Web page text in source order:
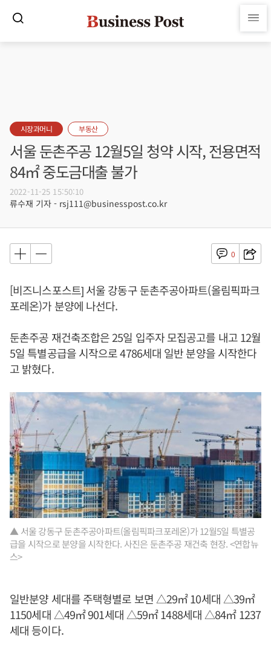
시장과머니 부동산
서울 둔촌주공 12월5일 청약 시작, 전용면적
84㎡ 중도금대출 불가
2022-11-25 15:50:10
류수재 기자 - rsj111@businesspost.co.kr
0
[비즈니스포스트] 서울 강동구 둔촌주공아파트(올림픽파크
포레온)가 분양에 나선다.
둔촌주공 재건축조합은 25일 입주자 모집공고를 내고 12월
5일 특별공급을 시작으로 4786세대 일반 분양을 시작한다
고 밝혔다.
▲ 서울 강동구 둔촌주공아파트(올림픽파크포레온)가 12월5일 특별공
급을 시작으로 분양을 시작한다. 사진은 둔촌주공 재건축 현장. <연합뉴
스>
일반분양 세대를 주택형별로 보면 △29㎡ 10세대 △39㎡
1150세대 △49㎡ 901세대 △59㎡ 1488세대 △84㎡ 1237
세대 등이다.